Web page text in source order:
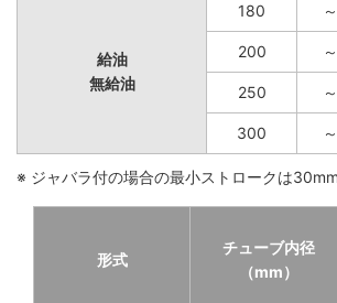
給油
無給油
180
200
250
300
※ ジャバラ付の場合の最小ストロークは30mm
形式
チューブ内径
（mm）